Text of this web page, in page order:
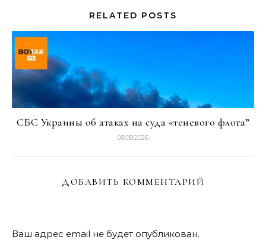
RELATED POSTS
СБС Украины об атаках на суда «теневого флота”
08.08.2026
ДОБАВИТЬ КОММЕНТАРИЙ
Ваш адрес email не будет опубликован.